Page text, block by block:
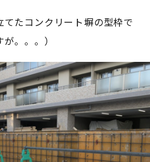
たコンクリート塀の型枠で
。。。）